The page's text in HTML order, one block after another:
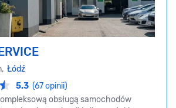
Łódź
5.3 (67 opinii)
obsługą samochodów